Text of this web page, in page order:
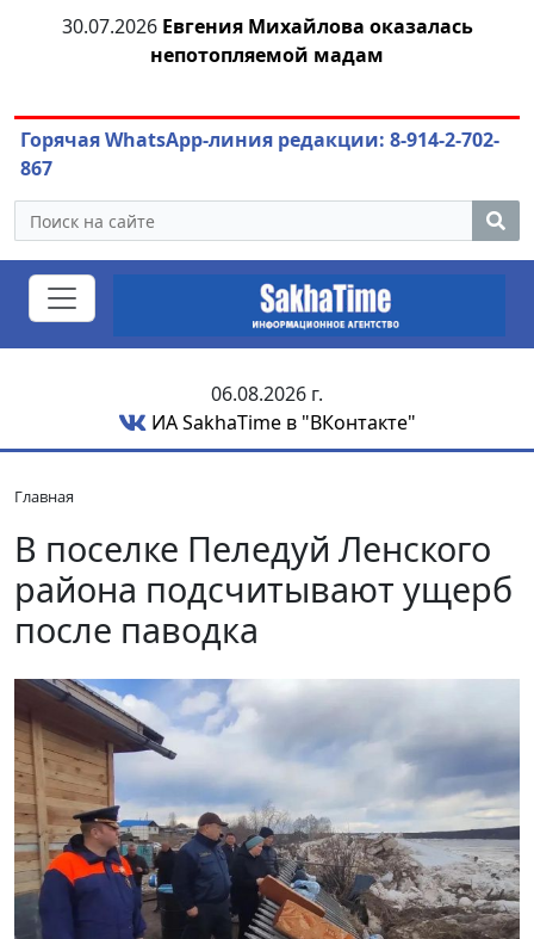
30.07.2026 Евгения Михайлова оказалась
непотопляемой мадам
Горячая WhatsApp-линия редакции: 8-914-2-702-
867
06.08.2026 г.
ИА SakhaTime в "ВКонтакте"
Главная
В поселке Пеледуй Ленского
района подсчитывают ущерб
после паводка